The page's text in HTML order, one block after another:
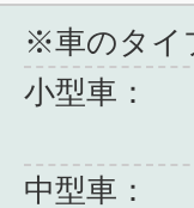
※車のタイ
小型車：
中型車：